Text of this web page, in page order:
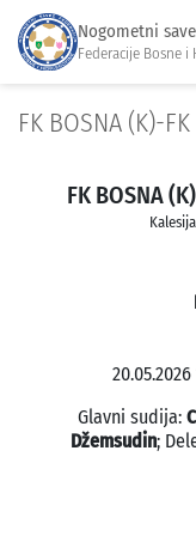
Nogometni
Federacije Bosne i
FK BOSNA (K)-
FK BOSNA (K)
Kalesija
Glavni sudija:
Džemsudin;